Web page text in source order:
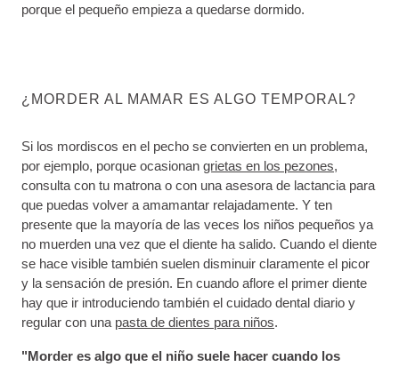
porque el pequeño empieza a quedarse dormido.
¿MORDER AL MAMAR ES ALGO TEMPORAL?
Si los mordiscos en el pecho se convierten en un problema,
por ejemplo, porque ocasionan grietas en los pezones,
consulta con tu matrona o con una asesora de lactancia para
que puedas volver a amamantar relajadamente. Y ten
presente que la mayoría de las veces los niños pequeños ya
no muerden una vez que el diente ha salido. Cuando el diente
se hace visible también suelen disminuir claramente el picor
y la sensación de presión. En cuando aflore el primer diente
hay que ir introduciendo también el cuidado dental diario y
regular con una pasta de dientes para niños.
"Morder es algo que el niño suele hacer cuando los